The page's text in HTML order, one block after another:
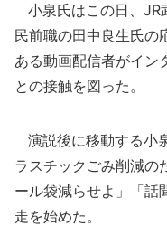
小泉氏はこの日、JR
民前職の田中良生氏の
ある動画配信者がイン
との接触を図った。
演説後に移動する小
ラスチックごみ削減の
ール袋減らせよ」「話
走を始めた。